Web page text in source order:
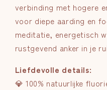
verbinding met hogere
voor diepe aarding en
meditatie, energetisch
rustgevend anker in je
Liefdevolle details:
💎 100% natuurlijke